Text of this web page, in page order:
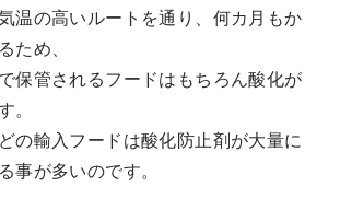
温の高いルートを通り、何カ月もか
ため、
保管されるフードはもちろん酸化が
。
の輸入フードは酸化防止剤が大量に
事が多いのです。